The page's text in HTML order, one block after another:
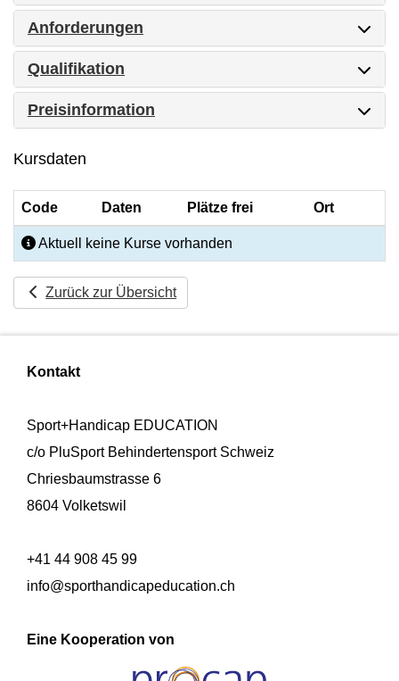
Anforderungen
Qualifikation
Preisinformation
Kursdaten
Code Daten Plätze frei Ort
Aktuell keine Kurse vorhanden
Zurück zur Übersicht
Kontakt
Sport+Handicap EDUCATION
c/o PluSport Behindertensport Schweiz
Chriesbaumstrasse 6
8604 Volketswil
+41 44 908 45 99
info@sporthandicapeducation.ch
Eine Kooperation von